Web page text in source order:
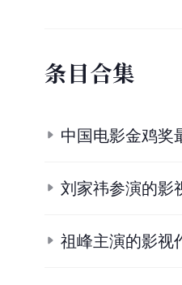
条目合集
中国电影金鸡奖
刘家祎参演的影
祖峰主演的影视